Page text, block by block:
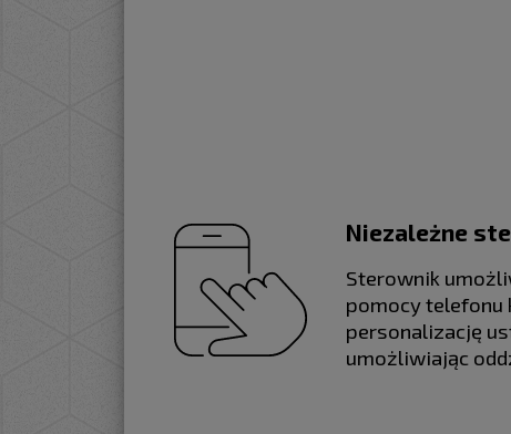
Niezależne
Sterownik
pomocy telefonu
personalizację
umożliwiając